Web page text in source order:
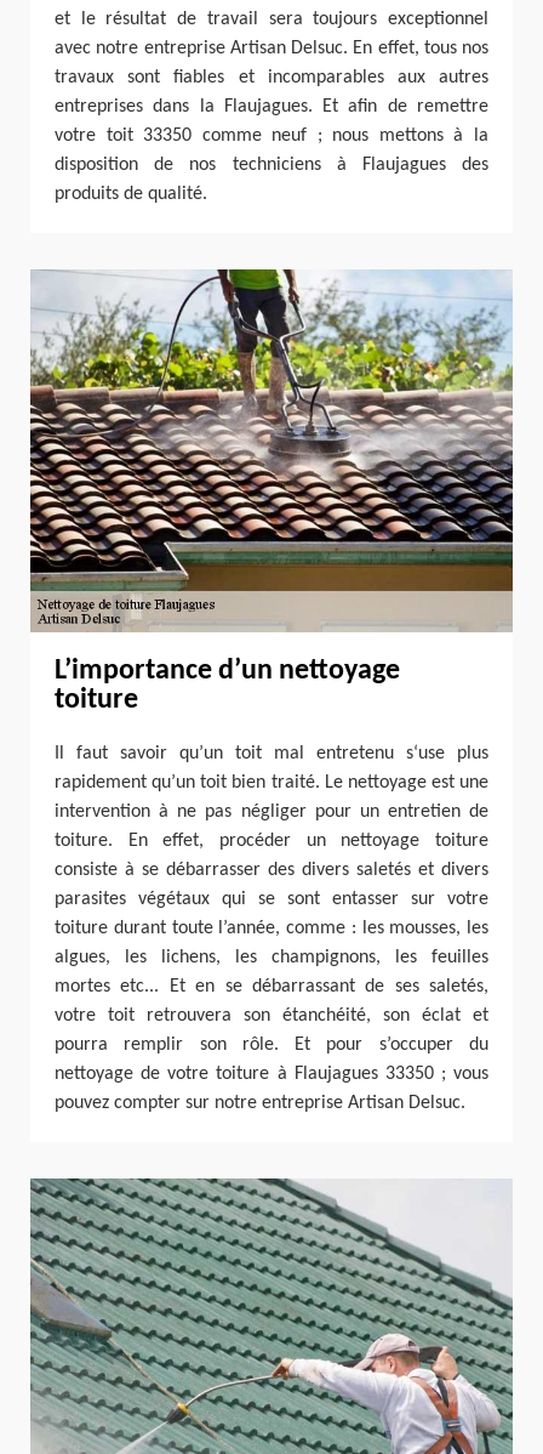
et le résultat de travail sera toujours exceptionnel
avec notre entreprise Artisan Delsuc. En effet, tous nos
travaux sont fiables et incomparables aux autres
entreprises dans la Flaujagues. Et afin de remettre
votre toit 33350 comme neuf ; nous mettons à la
disposition de nos techniciens à Flaujagues des
produits de qualité.
L’importance d’un nettoyage
toiture
Il faut savoir qu’un toit mal entretenu s‘use plus
rapidement qu’un toit bien traité. Le nettoyage est une
intervention à ne pas négliger pour un entretien de
toiture. En effet, procéder un nettoyage toiture
consiste à se débarrasser des divers saletés et divers
parasites végétaux qui se sont entasser sur votre
toiture durant toute l’année, comme : les mousses, les
algues, les lichens, les champignons, les feuilles
mortes etc... Et en se débarrassant de ses saletés,
votre toit retrouvera son étanchéité, son éclat et
pourra remplir son rôle. Et pour s’occuper du
nettoyage de votre toiture à Flaujagues 33350 ; vous
pouvez compter sur notre entreprise Artisan Delsuc.